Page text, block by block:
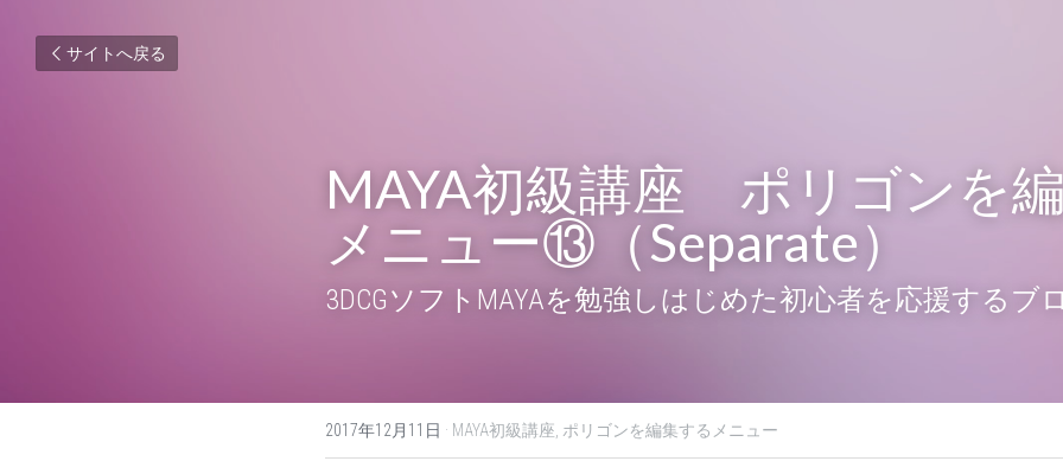
サイトへ戻る
MAYA初級講座　ポリゴンを
メニュー⑬（Separate）
3DCGソフトMAYAを勉強しはじめた初心者を応援するブ
2017年12月11日 · MAYA初級講座, ポリゴンを編集するメニュー